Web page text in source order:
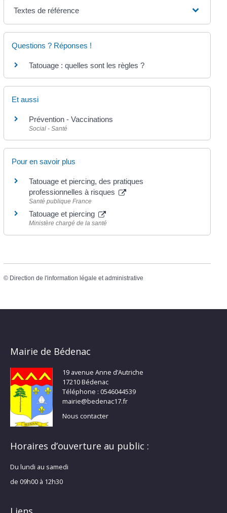
Textes de référence
Questions ? Réponses !
Tatouage : quelles sont les règles ?
Et aussi
Prévention - Vaccinations
Social - Santé
Pour en savoir plus
Tatouage et piercing, des pratiques
professionnelles à risques
Santé publique France
Tatouage et piercing
Ministère chargé de la santé
© Direction de l'information légale et administrative
Mairie de Bédenac
19 avenue Anne d’Autriche
17210 Bédenac
Téléphone : 0546044539
mairie@bedenac17.fr
Nous contacter
Horaires d’ouverture au public :
Du lundi au samedi
de 09h00 à 12h30